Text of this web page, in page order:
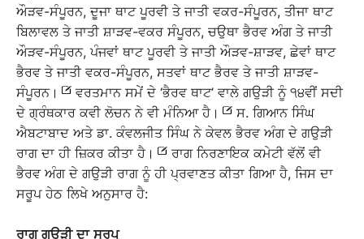
ਔੜਵ-ਸੰਪੂਰਨ, ਦੂਜਾ ਥਾਟ ਪੂਰਵੀ ਤੇ ਜਾਤੀ ਵਕਰ-ਸੰਪੂਰਨ, ਤੀਜਾ ਥਾਟ
ਬਿਲਾਵਲ ਤੇ ਜਾਤੀ ਸ਼ਾੜਵ-ਵਕਰ ਸੰਪੂਰਨ, ਚਉਥਾ ਭੈਰਵ ਅੰਗ ਤੇ ਜਾਤੀ
ਔੜਵ-ਸੰਪੂਰਨ, ਪੰਜਵਾਂ ਥਾਟ ਪੂਰਵੀ ਤੇ ਜਾਤੀ ਔੜਵ-ਸ਼ਾੜਵ, ਛੇਵਾਂ ਥਾਟ
ਭੈਰਵ ਤੇ ਜਾਤੀ ਵਕਰ-ਸੰਪੂਰਨ, ਸਤਵਾਂ ਥਾਟ ਭੈਰਵ ਤੇ ਜਾਤੀ ਸ਼ਾੜਵ-
ਸੰਪੂਰਨ।
ਵਰਤਮਾਨ ਸਮੇਂ ਦੇ ‘ਭੈਰਵ ਥਾਟ’ ਵਾਲੇ ਗਉੜੀ ਨੂੰ ੧੪ਵੀਂ ਸਦੀ
ਦੇ ਗ੍ਰੰਥਕਾਰ ਕਵੀ ਲੋਚਨ ਨੇ ਵੀ ਮੰਨਿਆ ਹੈ।
ਸ. ਗਿਆਨ ਸਿੰਘ
ਐਬਟਾਬਾਦ ਅਤੇ ਡਾ. ਕੰਵਲਜੀਤ ਸਿੰਘ ਨੇ ਕੇਵਲ ਭੈਰਵ ਅੰਗ ਦੇ ਗਉੜੀ
ਰਾਗ ਦਾ ਹੀ ਜ਼ਿਕਰ ਕੀਤਾ ਹੈ।
ਰਾਗ ਨਿਰਣਾਇਕ ਕਮੇਟੀ ਵੱਲੋਂ ਵੀ
ਭੈਰਵ ਅੰਗ ਦੇ ਗਉੜੀ ਰਾਗ ਨੂੰ ਹੀ ਪ੍ਰਵਾਣਤ ਕੀਤਾ ਗਿਆ ਹੈ, ਜਿਸ ਦਾ
ਸਰੂਪ ਹੇਠ ਲਿਖੇ ਅਨੁਸਾਰ ਹੈ:
ਰਾਗ ਗਉੜੀਦਾ ਸਰੂਪ